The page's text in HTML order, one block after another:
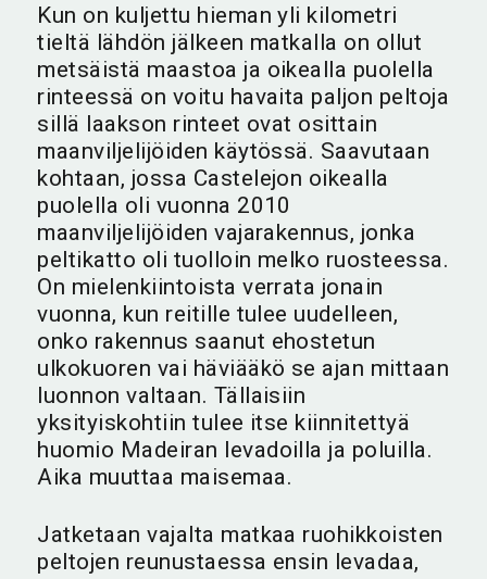
Kun on kuljettu hieman yli kilometri
tieltä lähdön jälkeen matkalla on ollut
metsäistä maastoa ja oikealla puolella
rinteessä on voitu havaita paljon peltoja
sillä laakson rinteet ovat osittain
maanviljelijöiden käytössä. Saavutaan
kohtaan, jossa Castelejon oikealla
puolella oli vuonna 2010
maanviljelijöiden vajarakennus, jonka
peltikatto oli tuolloin melko ruosteessa.
On mielenkiintoista verrata jonain
vuonna, kun reitille tulee uudelleen,
onko rakennus saanut ehostetun
ulkokuoren vai häviääkö se ajan mittaan
luonnon valtaan. Tällaisiin
yksityiskohtiin tulee itse kiinnitettyä
huomio Madeiran levadoilla ja poluilla.
Aika muuttaa maisemaa.
Jatketaan vajalta matkaa ruohikkoisten
peltojen reunustaessa ensin levadaa,